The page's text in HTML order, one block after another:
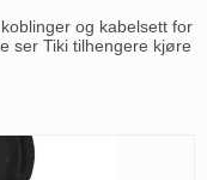
og kabelsett for
ser Tiki tilhengere kjøre